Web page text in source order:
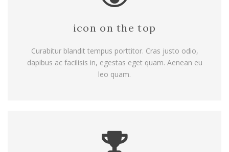
icon on the top
Curabitur blandit tempus porttitor. Cras justo odio,
dapibus ac facilisis in, egestas eget quam. Aenean eu
leo quam.